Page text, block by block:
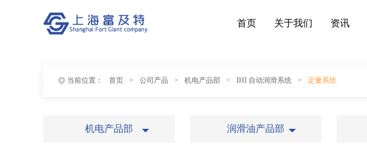
首页 关于我们 资讯
当前位置： 首页 > 公司产品 > 机电产品部 > IHI 自动润滑系统 > 定量系统
机电产品部 润滑油产品部